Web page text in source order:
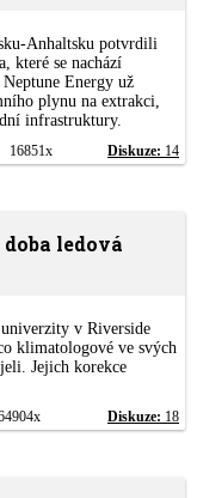
Anhaltsku potvrdili
které se nachází
Energy už
plynu na extrakci,
infrastruktury.
16851x Diskuze: 14
ledová
v Riverside
klimatologové ve svých
Jejich korekce
Diskuze: 18